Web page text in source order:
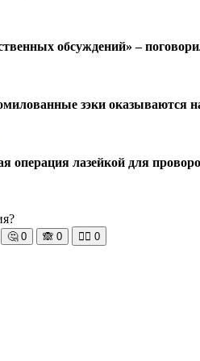
обсуждений» –
зэки оказываются на
операция лазейкой для
🤔 0 🙈 0 🧘‍♀️ 0